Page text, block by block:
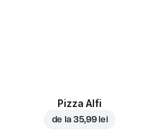
Pizza Alfi
de la 35,99 lei